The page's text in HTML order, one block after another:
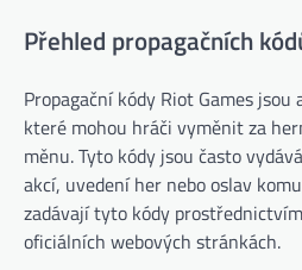
Přehled propagačních
Propagační kódy Riot Games
které mohou hráči vyměnit za
měnu. Tyto kódy jsou často
akcí, uvedení her nebo oslav
zadávají tyto kódy
oficiálních webových stránkách.